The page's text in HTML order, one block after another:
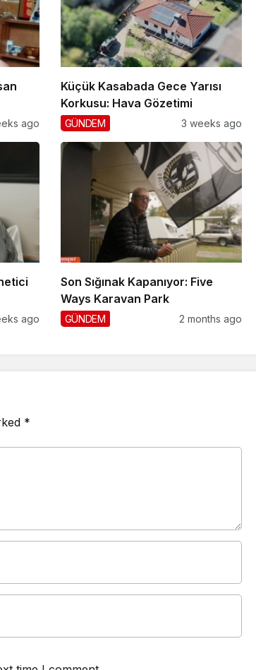
ago
Küçük Kasabada Gece Yarısı
Korkusu: Hava Gözetimi
GÜNDEM 3 weeks ago
ago
Son Sığınak Kapanıyor: Five
Ways Karavan Park
GÜNDEM 2 months ago
*